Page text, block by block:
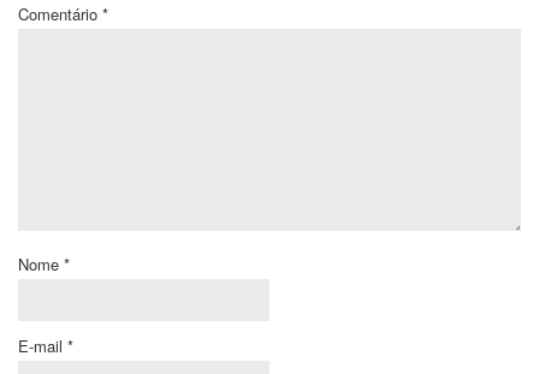
Comentário *
Nome *
E-mail *